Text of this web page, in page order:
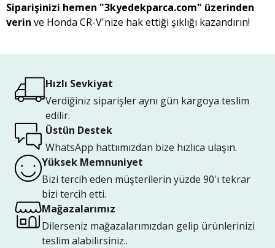
Siparişinizi hemen "3kyedekparca.com" üzerinden
verin ve Honda CR-V'nize hak ettiği şıklığı kazandırın!
Hızlı Sevkiyat
Verdiğiniz siparişler aynı gün kargoya teslim
edilir.
Üstün Destek
WhatsApp hattıımızdan bize hızlıca ulaşın.
Yüksek Memnuniyet
Bizi tercih eden müşterilerin yüzde 90'ı tekrar
bizi tercih etti.
Mağazalarımız
Dilerseniz mağazalarımızdan gelip ürünlerinizi
teslim alabilirsiniz..